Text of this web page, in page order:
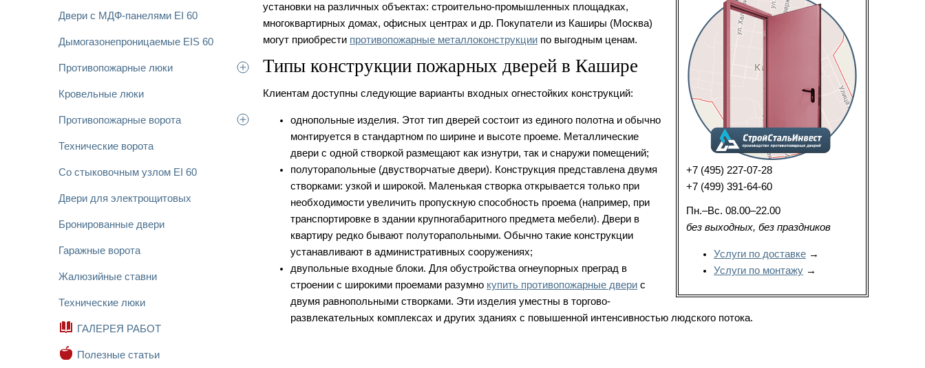
Двери с МДФ-панелями EI 60
Дымогазонепроницаемые EIS 60
Противопожарные люки
Кровельные люки
Противопожарные ворота
Технические ворота
Со стыковочным узлом EI 60
Двери для электрощитовых
Бронированные двери
Гаражные ворота
Жалюзийные ставни
Технические люки
ГАЛЕРЕЯ РАБОТ
Полезные статьи
+7 (495) 227-07-28
+7 (499) 391-64-60
Пн.–Вс. 08.00–22.00
без выходных, без праздников
Услуги по доставке →
Услуги по монтажу →
установки на различных объектах: строительно-промышленных площадках,
многоквартирных домах, офисных центрах и др. Покупатели из Каширы (Москва)
могут приобрести противопожарные металлоконструкции по выгодным ценам.
Типы конструкции пожарных дверей в Кашире
Клиентам доступны следующие варианты входных огнестойких конструкций:
однопольные изделия. Этот тип дверей состоит из единого полотна и обычно
монтируется в стандартном по ширине и высоте проеме. Металлические
двери с одной створкой размещают как изнутри, так и снаружи помещений;
полуторапольные (двустворчатые двери). Конструкция представлена двумя
створками: узкой и широкой. Маленькая створка открывается только при
необходимости увеличить пропускную способность проема (например, при
транспортировке в здании крупногабаритного предмета мебели). Двери в
квартиру редко бывают полуторапольными. Обычно такие конструкции
устанавливают в административных сооружениях;
двупольные входные блоки. Для обустройства огнеупорных преград в
строении с широкими проемами разумно купить противопожарные двери с
двумя равнопольными створками. Эти изделия уместны в торгово-
развлекательных комплексах и других зданиях с повышенной интенсивностью людского потока.